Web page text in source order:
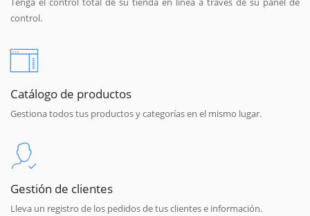
control.
Catálogo de productos
Gestiona todos tus productos y categorías en el mismo lugar.
Gestión de clientes
Lleva un registro de los pedidos de tus clientes e información.